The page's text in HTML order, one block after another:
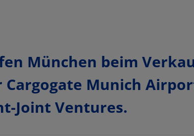
München beim
Munich
Joint Ventures.